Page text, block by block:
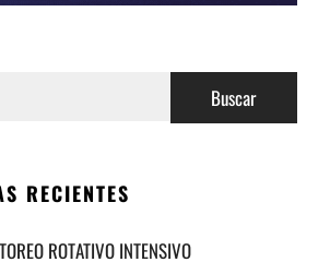
RECIENTES
ROTATIVO INTENSIVO